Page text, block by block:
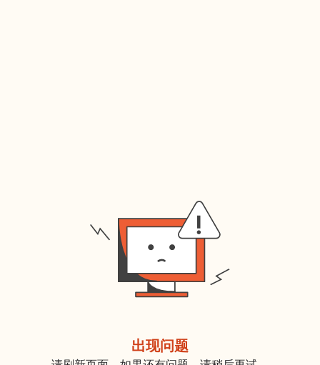
出现问题